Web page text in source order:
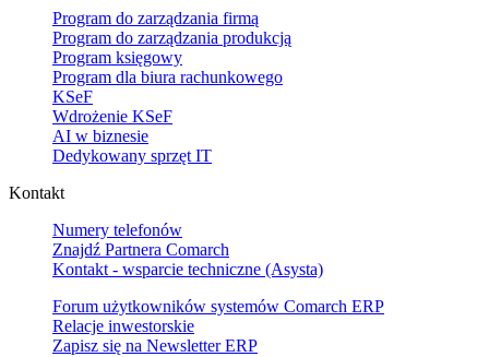
Program do zarządzania firmą
Program do zarządzania produkcją
Program księgowy
Program dla biura rachunkowego
KSeF
Wdrożenie KSeF
AI w biznesie
Dedykowany sprzęt IT
Kontakt
Numery telefonów
Znajdź Partnera Comarch
Kontakt - wsparcie techniczne (Asysta)
Forum użytkowników systemów Comarch ERP
Relacje inwestorskie
Zapisz się na Newsletter ERP